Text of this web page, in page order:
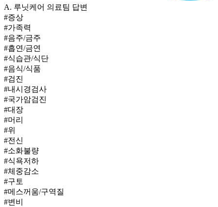
A. 루닛케어 의료팀 답변
#증상
#가족력
#음주/금주
#흡연/금연
#식습관/식단
#음식/식품
#검진
#내시경검사
#국가암검진
#대장
#머리
#위
#전신
#소화불량
#식욕저하
#체중감소
#구토
#메스꺼움/구역질
#변비